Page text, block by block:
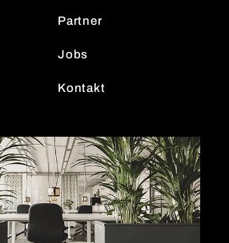
Partner
Jobs
Kontakt